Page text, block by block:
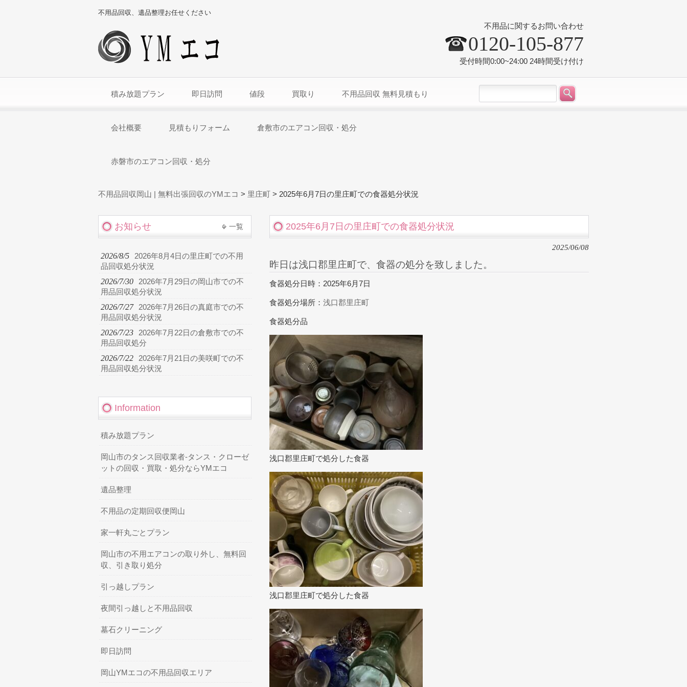
不用品回収、遺品整理お任せください
不用品に関するお問い合わせ
0120-105-877
受付時間0:00~24:00 24時間受け付け
積み放題プラン 即日訪問 値段 買取り 不用品回収 無料見積もり
会社概要 見積もりフォーム 倉敷市のエアコン回収・処分
赤磐市のエアコン回収・処分
不用品回収岡山 | 無料出張回収のYMエコ > 里庄町 > 2025年6月7日の里庄町での食器処分状況
2025年6月7日の里庄町での食器処分状況
2025/06/08
昨日は浅口郡里庄町で、食器の処分を致しました。
食器処分日時：2025年6月7日
食器処分場所： 浅口郡里庄町
食器処分品
浅口郡里庄町で処分した食器
浅口郡里庄町で処分した食器
お知らせ 一覧
2026/8/5
2026年8月4日の里庄町での不用
品回収処分状況
2026/7/30
2026年7月29日の岡山市での不
用品回収処分状況
2026/7/27
2026年7月26日の真庭市での不
用品回収処分状況
2026/7/23
2026年7月22日の倉敷市での不
用品回収処分
2026/7/22
2026年7月21日の美咲町での不
用品回収処分状況
Information
積み放題プラン
岡山市のタンス回収業者-タンス・クローゼ
ットの回収・買取・処分ならYMエコ
遺品整理
不用品の定期回収便岡山
家一軒丸ごとプラン
岡山市の不用エアコンの取り外し、無料回
収、引き取り処分
引っ越しプラン
夜間引っ越しと不用品回収
墓石クリーニング
即日訪問
岡山YMエコの不用品回収エリア